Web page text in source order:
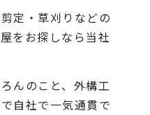
定・草刈りなどの
をお探しなら当社
んのこと、外構工
自社で一気通貫で